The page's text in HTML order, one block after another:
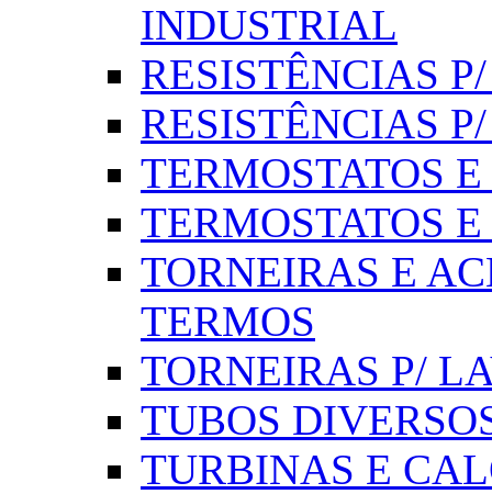
INDUSTRIAL
RESISTÊNCIAS
RESISTÊNCIAS
TERMOSTATOS
TERMOSTATOS
TORNEIRAS E
TERMOS
TORNEIRAS P/
TUBOS
TURBINAS E